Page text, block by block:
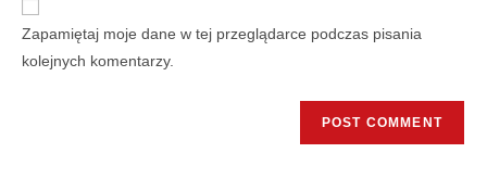
Zapamiętaj moje dane w tej przeglądarce podczas pisania
kolejnych komentarzy.